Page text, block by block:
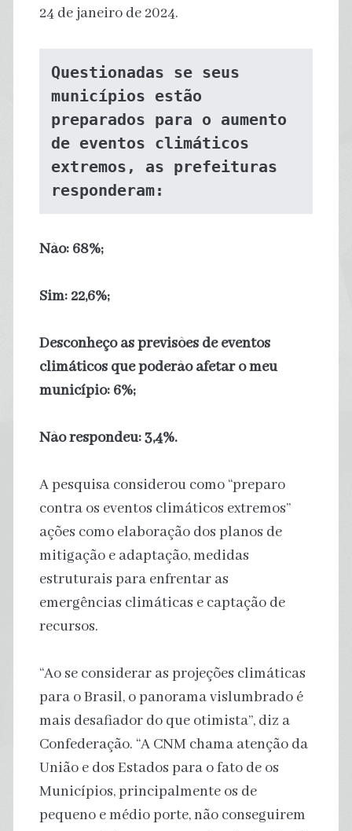
24 de janeiro de 2024.
Questionadas se seus
municípios estão
preparados para o aumento
de eventos climáticos
extremos, as prefeituras
responderam:
Não: 68%;
Sim: 22,6%;
Desconheço as previsões de eventos
climáticos que poderão afetar o meu
município: 6%;
Não respondeu: 3,4%.
A pesquisa considerou como “preparo
contra os eventos climáticos extremos”
ações como elaboração dos planos de
mitigação e adaptação, medidas
estruturais para enfrentar as
emergências climáticas e captação de
recursos.
“Ao se considerar as projeções climáticas
para o Brasil, o panorama vislumbrado é
mais desafiador do que otimista”, diz a
Confederação. “A CNM chama atenção da
União e dos Estados para o fato de os
Municípios, principalmente os de
pequeno e médio porte, não conseguirem